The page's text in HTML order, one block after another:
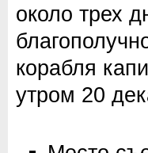
около трех
корабля
утром 20